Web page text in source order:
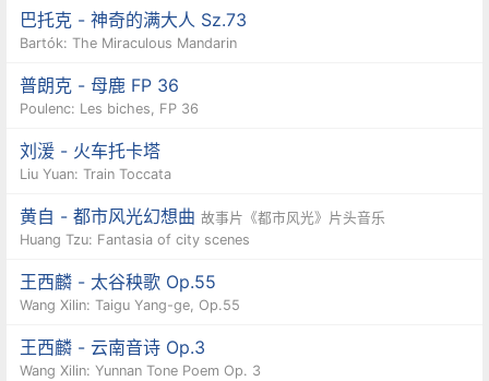
巴托克 - 神奇的满大人 Sz.73
Bartók: The Miraculous Mandarin
普朗克 - 母鹿 FP 36
Poulenc: Les biches, FP 36
刘湲 - 火车托卡塔
Liu Yuan: Train Toccata
黄自 - 都市风光幻想曲故事片《都市风光》片头音乐
Huang Tzu: Fantasia of city scenes
王西麟 - 太谷秧歌 Op.55
Wang Xilin: Taigu Yang-ge, Op.55
王西麟 - 云南音诗 Op.3
Wang Xilin: Yunnan Tone Poem Op. 3